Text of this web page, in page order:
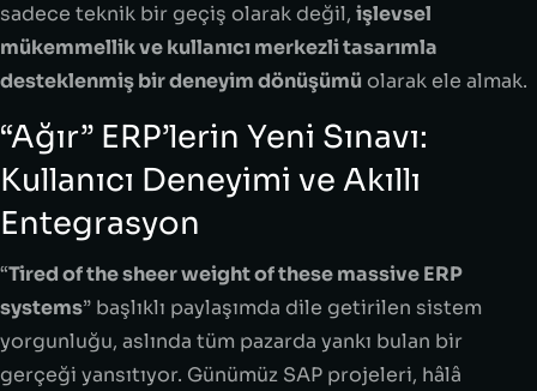
sadece teknik bir geçiş olarak değil, işlevsel
mükemmellik ve kullanıcı merkezli tasarımla
desteklenmiş bir deneyim dönüşümü olarak ele almak.
“Ağır” ERP’lerin Yeni Sınavı:
Kullanıcı Deneyimi ve Akıllı
Entegrasyon
“Tired of the sheer weight of these massive ERP
systems” başlıklı paylaşımda dile getirilen sistem
yorgunluğu, aslında tüm pazarda yankı bulan bir
gerçeği yansıtıyor. Günümüz SAP projeleri, hâlâ